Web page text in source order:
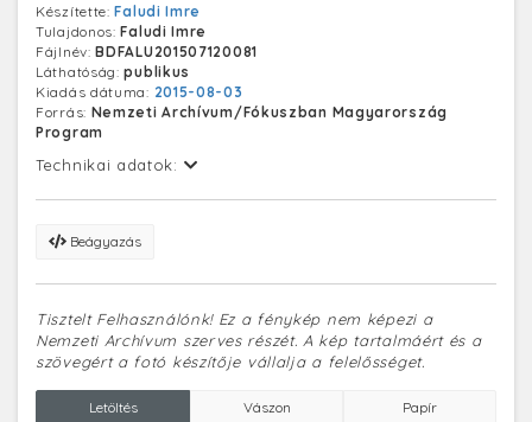
Készítette:Faludi Imre
Tulajdonos:Faludi Imre
Fájlnév:BDFALU201507120081
Láthatóság:publikus
Kiadás dátuma: 2015-08-03
Forrás: Nemzeti Archívum/Fókuszban Magyarország
Program
Technikai adatok:
Beágyazás
Tisztelt Felhasználónk! Ez a fénykép nem képezi a
Nemzeti Archívum szerves részét. A kép tartalmáért és a
szövegért a fotó készítője vállalja a felelősséget.
Letöltés Vászon Papír